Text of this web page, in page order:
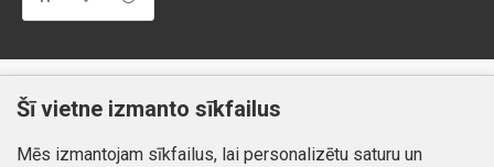
Klientiem
Kontakti
Preču atgriešana
Piegāde un apmaksa
Atteikuma tiesības
Šī vietne izmanto sīkfailus
Mēs izmantojam sīkfailus, lai personalizētu saturu un